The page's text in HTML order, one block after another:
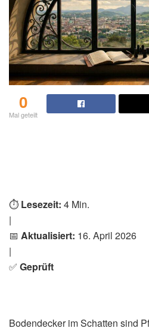
0
Mal geteilt
⏱️ Lesezeit: 4 Min.
|
📅 Aktualisiert: 16. April 2026
|
✅ Geprüft
Bodendecker im Schatten sind